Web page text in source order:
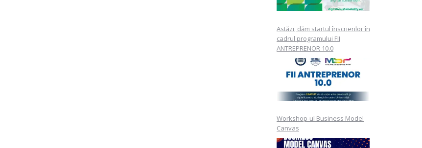
Astăzi, dăm startul înscrierilor în
cadrul programului FII
ANTREPRENOR 10.0
Workshop-ul Business Model
Canvas